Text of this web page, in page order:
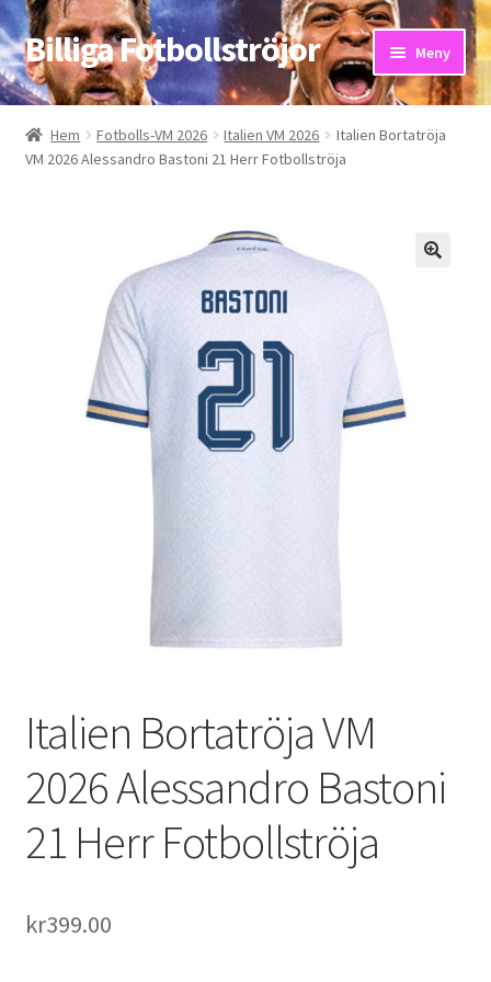
Hoppa
till
navigering
Hoppa
till
innehåll
Billiga Fotbollströjor Meny
Hem
Bloggar
Kontakta oss
Mitt konto
Hem Fotbolls-VM 2026 Italien VM 2026
Italien Bortatröja
VM 2026 Alessandro Bastoni 21 Herr Fotbollströja
Italien Bortatröja VM
2026 Alessandro Bastoni
21 Herr Fotbollströja
kr399.00